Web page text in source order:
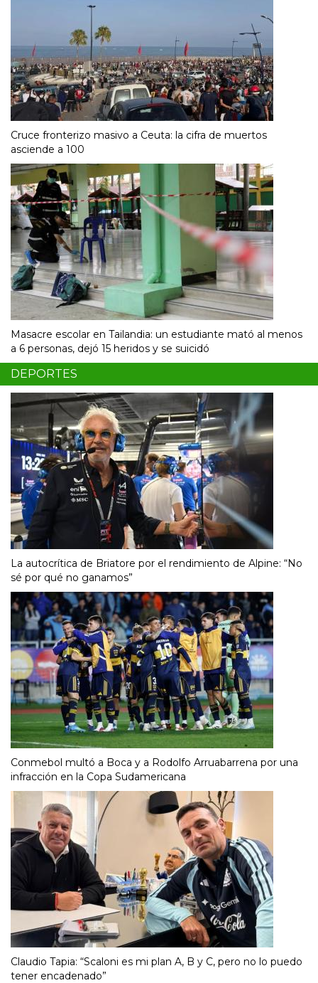
Cruce fronterizo masivo a Ceuta: la cifra de muertos
asciende a 100
Masacre escolar en Tailandia: un estudiante mató al menos
a 6 personas, dejó 15 heridos y se suicidó
DEPORTES
La autocrítica de Briatore por el rendimiento de Alpine: “No
sé por qué no ganamos”
Conmebol multó a Boca y a Rodolfo Arruabarrena por una
infracción en la Copa Sudamericana
Claudio Tapia: “Scaloni es mi plan A, B y C, pero no lo puedo
tener encadenado”